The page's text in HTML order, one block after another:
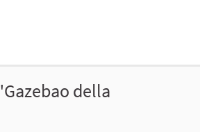
della